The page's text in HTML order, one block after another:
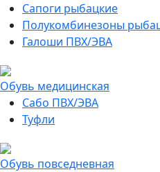
Сапоги рыбацкие
Полукомбинезоны
Галоши ПВХ/ЭВА
Обувь медицинская
Сабо ПВХ/ЭВА
Туфли
Обувь повседневная